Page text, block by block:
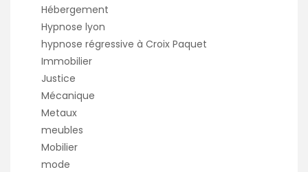
Hébergement
Hypnose lyon
hypnose régressive à Croix Paquet
Immobilier
Justice
Mécanique
Metaux
meubles
Mobilier
mode